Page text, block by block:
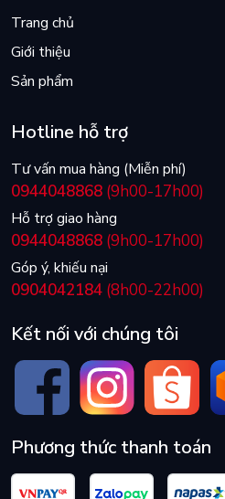
Trang chủ
Giới thiệu
Sản phẩm
Hotline hỗ trợ
Tư vấn mua hàng (Miễn phí)
0944048868 (9h00-17h00)
Hỗ trợ giao hàng
0944048868 (9h00-17h00)
Góp ý, khiếu nại
0904042184 (8h00-22h00)
Kết nối với chúng tôi
Phương thức thanh toán